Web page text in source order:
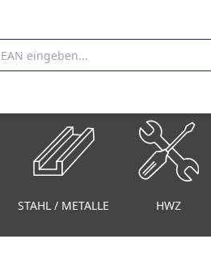
STAHL / METALLE HWZ